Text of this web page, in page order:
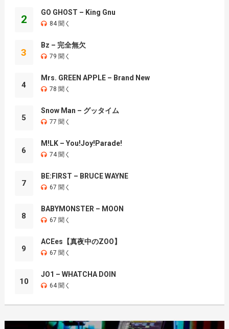
2
GO GHOST – King Gnu
84 聞く
3
Bz – 完全無欠
79 聞く
4
Mrs. GREEN APPLE – Brand New
78 聞く
5
Snow Man – グッタイム
77 聞く
6
M!LK – You!Joy!Parade!
74 聞く
7
BE:FIRST – BRUCE WAYNE
67 聞く
8
BABYMONSTER – MOON
67 聞く
9
ACEes【真夜中のZOO】
67 聞く
10
JO1 – WHATCHA DOIN
64 聞く